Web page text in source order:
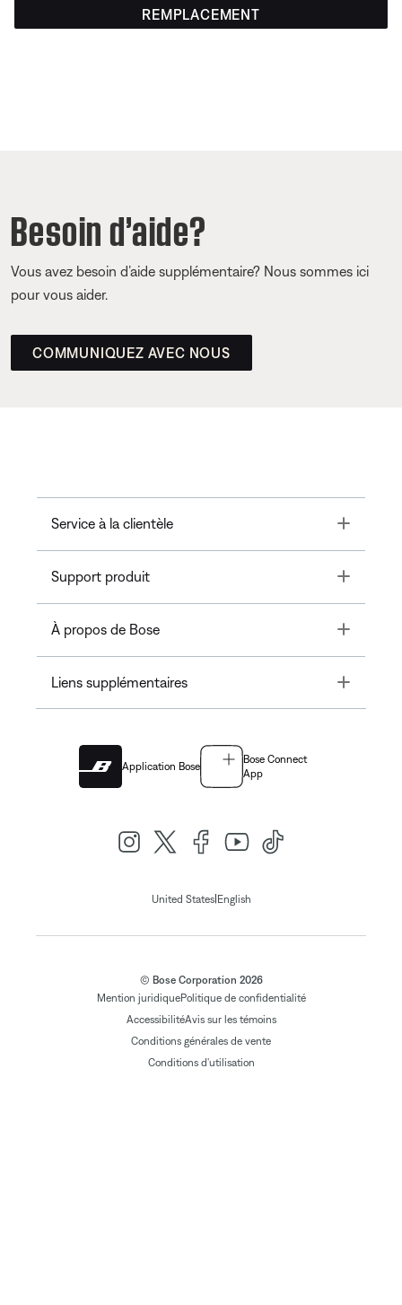
REMPLACEMENT
Besoin d’aide?
Vous avez besoin d’aide supplémentaire? Nous sommes ici
pour vous aider.
COMMUNIQUEZ AVEC NOUS
Service à la clientèle Toggle
Support produit Toggle
À propos de Bose Toggle
Liens supplémentaires Toggle
Application Bose
Bose Connect
App
United States| English
© Bose Corporation 2026
Mention juridiquePolitique de confidentialité
AccessibilitéAvis sur les témoins
Conditions générales de vente
Conditions d'utilisation